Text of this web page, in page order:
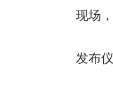
现场
发布